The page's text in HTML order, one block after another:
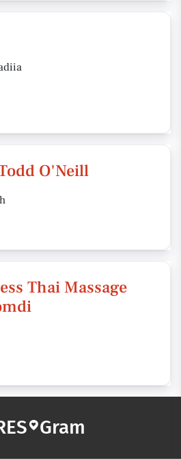
O'Neill
Thai Massage
Gram